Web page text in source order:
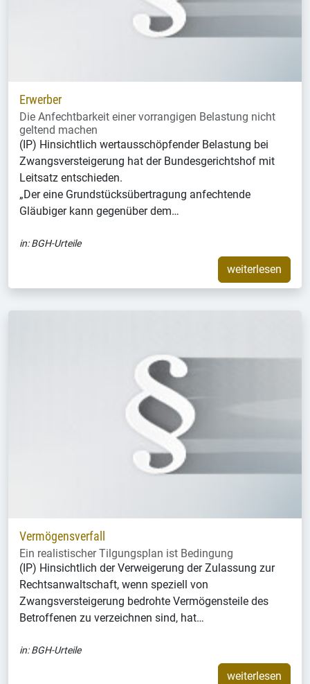
Erwerber
Die Anfechtbarkeit einer vorrangigen Belastung nicht
geltend machen
(IP) Hinsichtlich wertausschöpfender Belastung bei
Zwangsversteigerung hat der Bundesgerichtshof mit
Leitsatz entschieden.
„Der eine Grundstücksübertragung anfechtende
Gläubiger kann gegenüber dem…
in:BGH-Urteile
weiterlesen
Vermögensverfall
Ein realistischer Tilgungsplan ist Bedingung
(IP) Hinsichtlich der Verweigerung der Zulassung zur
Rechtsanwaltschaft, wenn speziell von
Zwangsversteigerung bedrohte Vermögensteile des
Betroffenen zu verzeichnen sind, hat…
in:BGH-Urteile
weiterlesen